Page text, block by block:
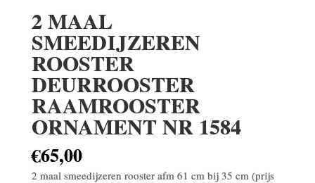
2 MAAL
SMEEDIJZEREN
ROOSTER
DEURROOSTER
RAAMROOSTER
ORNAMENT NR 1584
€65,00
2 maal smeedijzeren rooster afm 61 cm bij 35 cm (prijs